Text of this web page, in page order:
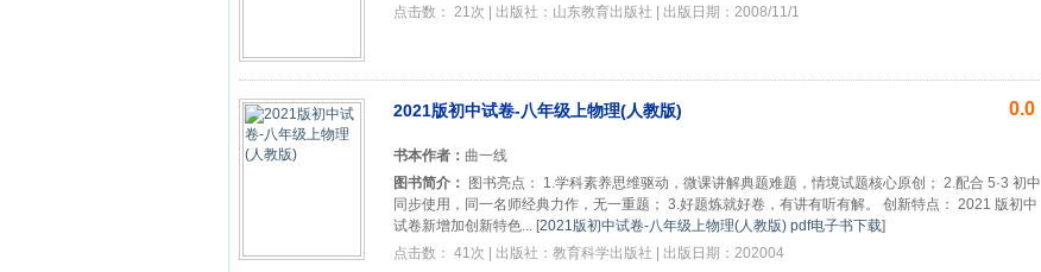
点击数： 21次 | 出版社：山东教育出版社 | 出版日期：2008/11/1
2021版初中试卷-八年级上物理(人教版) 0.0
书本作者： 曲一线
图书简介： 图书亮点： 1.学科素养思维驱动，微课讲解典题难题，情境试题核心原创； 2.配合 5·3 初中
同步使用，同一名师经典力作，无一重题； 3.好题炼就好卷，有讲有听有解。 创新特点： 2021 版初中
试卷新增加创新特色...
[2021版初中试卷-八年级上物理(人教版) pdf电子书下载]
点击数： 41次 | 出版社：教育科学出版社 | 出版日期：202004